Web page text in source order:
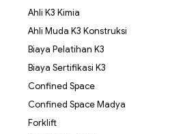
Ahli K3 Kimia
Ahli Muda K3 Konstruksi
Biaya Pelatihan K3
Biaya Sertifikasi K3
Confined Space
Confined Space Madya
Forklift